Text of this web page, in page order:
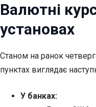
Валютні
установах
Станом на ранок
пунктах виглядає
У банках: